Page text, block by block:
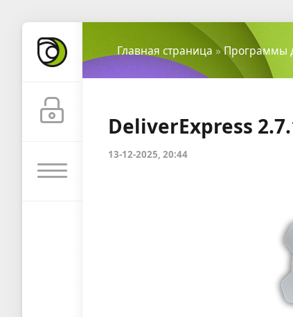
Главная страница »Программы
DeliverExpress
13-12-2025, 20:44